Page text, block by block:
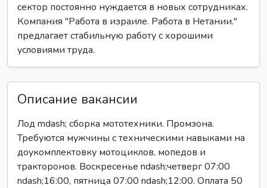
сектор постоянно нуждается в новых сотрудниках.
Компания "Работа в израиле. Работа в Нетании."
предлагает стабильную работу с хорошими
условиями труда.
Описание вакансии
Лод mdash; сборка мототехники. Промзона.
Требуются мужчины с техническими навыками на
доукомплектовку мотоциклов, мопедов и
тракторонов. Воскресенье ndash;четверг 07:00
ndash;16:00, пятница 07:00 ndash;12:00. Оплата 50